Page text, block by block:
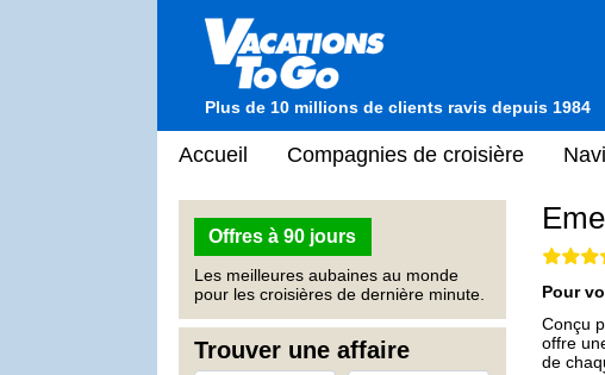
Plus de 10 millions de clients ravis depuis 1984
Accueil Compagnies de croisière
Offres à 90 jours
Les meilleures aubaines au monde
pour les croisières de dernière minute.
Trouver une affaire
Pour
Conçu
offre
de